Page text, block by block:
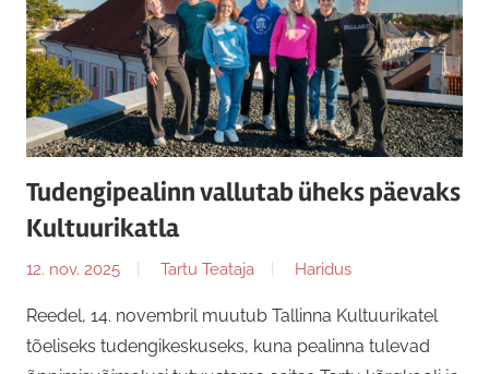
Tudengipealinn vallutab üheks päevaks
Kultuurikatla
12. nov. 2025 Tartu Teataja Haridus
Reedel, 14. novembril muutub Tallinna Kultuurikatel
tõeliseks tudengikeskuseks, kuna pealinna tulevad